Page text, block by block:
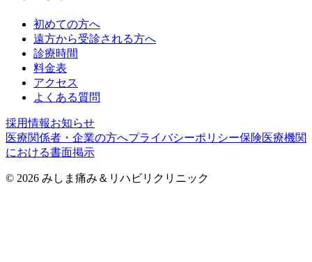
初めての方へ
遠方から受診される方へ
診療時間
料金表
アクセス
よくある質問
採用情報お知らせ
医療関係者・企業の方へプライバシーポリシー保険医療機関
における書面掲示
© 2026 みしま痛み＆リハビリクリニック